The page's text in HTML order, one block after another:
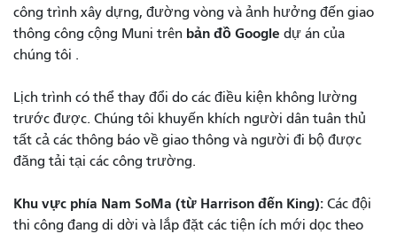
công trình xây dựng, đường vòng và ảnh hưởng đến giao
thông công cộng Muni trên bản đồ Google dự án của
chúng tôi .
Lịch trình có thể thay đổi do các điều kiện không lường
trước được. Chúng tôi khuyến khích người dân tuân thủ
tất cả các thông báo về giao thông và người đi bộ được
đăng tải tại các công trường.
Khu vực phía Nam SoMa (từ Harrison đến King): Các đội
thi công đang di dời và lắp đặt các tiện ích mới dọc theo